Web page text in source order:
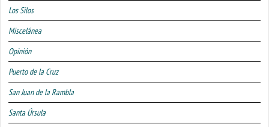
Los Silos
Miscelánea
Opinión
Puerto de la Cruz
San Juan de la Rambla
Santa Úrsula